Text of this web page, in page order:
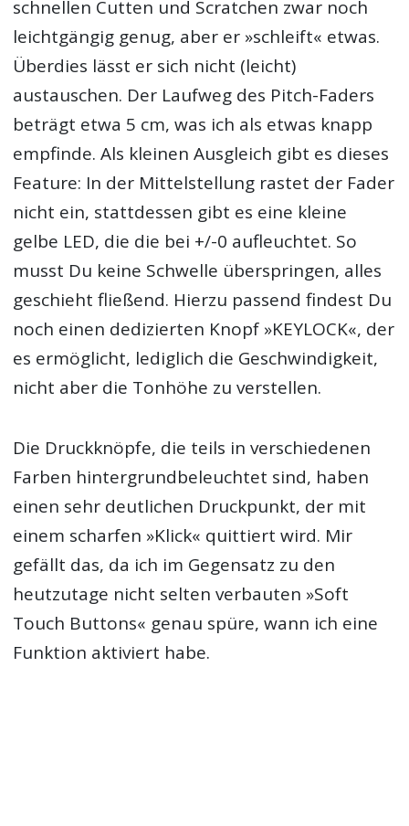
schnellen Cutten und Scratchen zwar noch
leichtgängig genug, aber er »schleift« etwas.
Überdies lässt er sich nicht (leicht)
austauschen. Der Laufweg des Pitch-Faders
beträgt etwa 5 cm, was ich als etwas knapp
empfinde. Als kleinen Ausgleich gibt es dieses
Feature: In der Mittelstellung rastet der Fader
nicht ein, stattdessen gibt es eine kleine
gelbe LED, die die bei +/-0 aufleuchtet. So
musst Du keine Schwelle überspringen, alles
geschieht fließend. Hierzu passend findest Du
noch einen dedizierten Knopf »KEYLOCK«, der
es ermöglicht, lediglich die Geschwindigkeit,
nicht aber die Tonhöhe zu verstellen.
Die Druckknöpfe, die teils in verschiedenen
Farben hintergrundbeleuchtet sind, haben
einen sehr deutlichen Druckpunkt, der mit
einem scharfen »Klick« quittiert wird. Mir
gefällt das, da ich im Gegensatz zu den
heutzutage nicht selten verbauten »Soft
Touch Buttons« genau spüre, wann ich eine
Funktion aktiviert habe.